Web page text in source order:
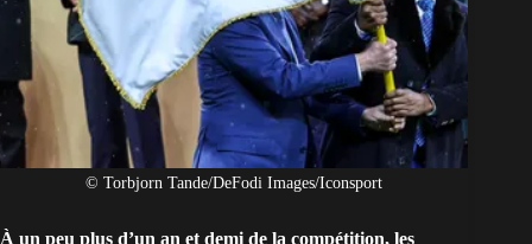
© Torbjorn Tande/DeFodi Images/Iconsport
À un peu plus d’un an et demi de la compétition, les